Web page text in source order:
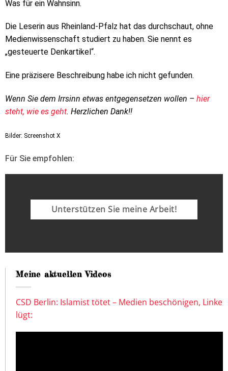
Was für ein Wahnsinn.
Die Leserin aus Rheinland-Pfalz hat das durchschaut, ohne
Medienwissenschaft studiert zu haben. Sie nennt es
„gesteuerte Denkartikel“.
Eine präzisere Beschreibung habe ich nicht gefunden.
Wenn Sie dem Irrsinn etwas entgegensetzen wollen – hier
steht, wie es geht. Herzlichen Dank!!
Bilder: Screenshot X
Für Sie empfohlen:
Unterstützen Sie meine Arbeit!
Meine aktuellen Videos
CSD Berlin: Islamist tötet – Medien beschönigen, Linke
lügt: